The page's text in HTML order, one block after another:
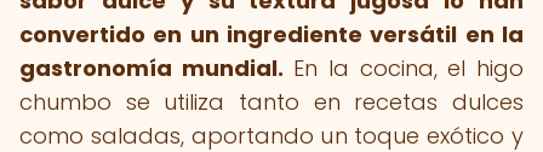
convertido en un ingrediente versátil en la
gastronomía mundial. En la cocina, el higo
chumbo se utiliza tanto en recetas dulces
como saladas, aportando un toque exótico y